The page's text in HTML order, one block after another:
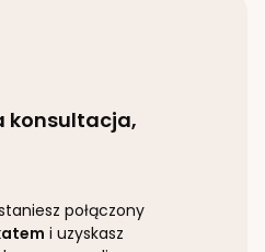
konsultacja,
połączony
i uzyskasz